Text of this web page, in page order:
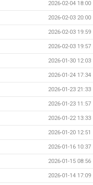
2026-02-04 18:00
2026-02-03 20:00
2026-02-03 19:59
2026-02-03 19:57
2026-01-30 12:03
2026-01-24 17:34
2026-01-23 21:33
2026-01-23 11:57
2026-01-22 13:33
2026-01-20 12:51
2026-01-16 10:37
2026-01-15 08:56
2026-01-14 17:09